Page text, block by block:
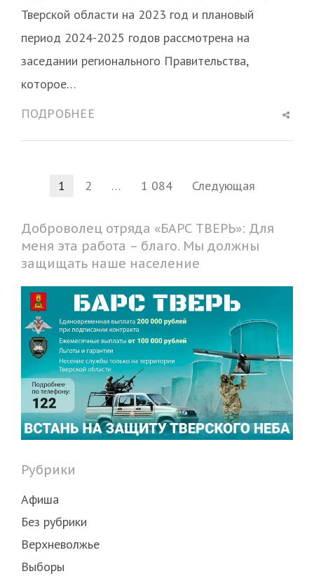
Тверской области на 2023 год и плановый
период 2024-2025 годов рассмотрена на
заседании регионального Правительства,
которое…
ПОДРОБНЕЕ
post
Пагинация
Страница
1 Страница
2 … Страница
1 084 Следующая
Доброволец отряда «БАРС ТВЕРЬ»: Для
меня эта работа – благо. Мы должны
защищать наше население
Рубрики
Афиша
Без рубрики
Верхневолжье
Выборы